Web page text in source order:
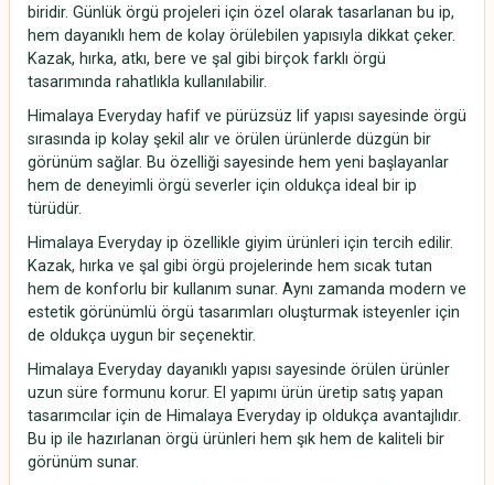
biridir. Günlük örgü projeleri için özel olarak tasarlanan bu ip,
hem dayanıklı hem de kolay örülebilen yapısıyla dikkat çeker.
Kazak, hırka, atkı, bere ve şal gibi birçok farklı örgü
tasarımında rahatlıkla kullanılabilir.
Himalaya Everyday hafif ve pürüzsüz lif yapısı sayesinde örgü
sırasında ip kolay şekil alır ve örülen ürünlerde düzgün bir
görünüm sağlar. Bu özelliği sayesinde hem yeni başlayanlar
hem de deneyimli örgü severler için oldukça ideal bir ip
türüdür.
Himalaya Everyday ip özellikle giyim ürünleri için tercih edilir.
Kazak, hırka ve şal gibi örgü projelerinde hem sıcak tutan
hem de konforlu bir kullanım sunar. Aynı zamanda modern ve
estetik görünümlü örgü tasarımları oluşturmak isteyenler için
de oldukça uygun bir seçenektir.
Himalaya Everyday dayanıklı yapısı sayesinde örülen ürünler
uzun süre formunu korur. El yapımı ürün üretip satış yapan
tasarımcılar için de Himalaya Everyday ip oldukça avantajlıdır.
Bu ip ile hazırlanan örgü ürünleri hem şık hem de kaliteli bir
görünüm sunar.